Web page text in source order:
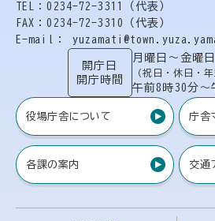
TEL：0234-72-3311（代表）
FAX：0234-72-3310（代表）
E-mail：
開庁日
開庁時間
月曜日〜金曜日
（祝日・休日・
午前8時30分〜
役場庁舎について 庁舎
各課の案内 交通
（